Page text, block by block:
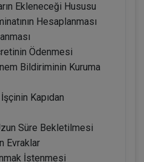
Ekleneceği Hususu
Hesaplanması
Ödenmesi
Bildiriminin Kuruma
Kapıdan
Süre Bekletilmesi
Evraklar
İstenmesi